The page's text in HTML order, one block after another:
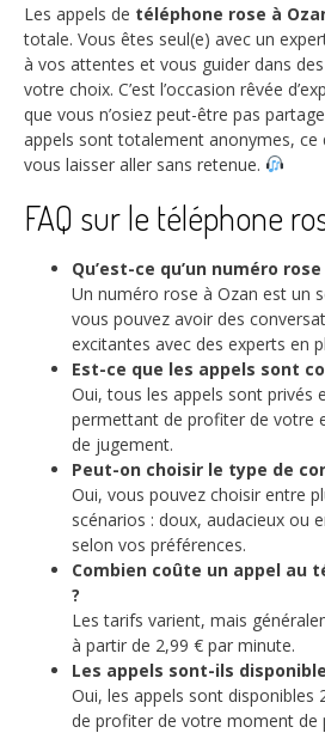
Les appels de téléphone rose à
totale. Vous êtes seul(e) avec un
à vos attentes et vous guider dans
votre choix. C’est l’occasion rêvée
que vous n’osiez peut-être pas
appels sont totalement anonymes, ce
vous laisser aller sans retenue.
FAQ sur le téléphone
Qu’est-ce qu’un numéro rose
Un numéro rose à Ozan est un
vous pouvez avoir des
excitantes avec des experts en
Est-ce que les appels sont
Oui, tous les appels sont privés
permettant de profiter de votre
de jugement.
Peut-on choisir le type de
Oui, vous pouvez choisir entre
scénarios : doux, audacieux ou
selon vos préférences.
Combien coûte un appel au
?
Les tarifs varient, mais
à partir de 2,99 € par minute.
Les appels sont-ils
Oui, les appels sont
de profiter de votre moment de